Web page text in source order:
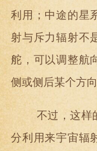
利用；中途的星
射与斥力辐射不
舵，可以调整航
侧或侧后某个方
不过，这样
分利用来宇宙辐